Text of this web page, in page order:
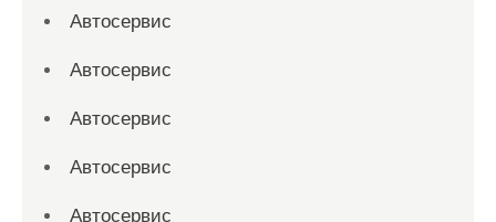
Автосервис
Автосервис
Автосервис
Автосервис
Автосервис